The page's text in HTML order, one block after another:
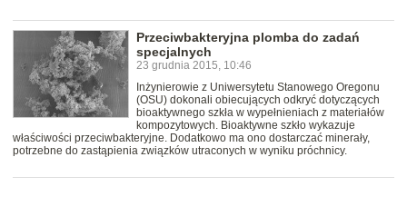
Przeciwbakteryjna plomba do zadań
specjalnych
23 grudnia 2015, 10:46
Inżynierowie z Uniwersytetu Stanowego Oregonu
(OSU) dokonali obiecujących odkryć dotyczących
bioaktywnego szkła w wypełnieniach z materiałów
kompozytowych. Bioaktywne szkło wykazuje
właściwości przeciwbakteryjne. Dodatkowo ma ono dostarczać minerały,
potrzebne do zastąpienia związków utraconych w wyniku próchnicy.